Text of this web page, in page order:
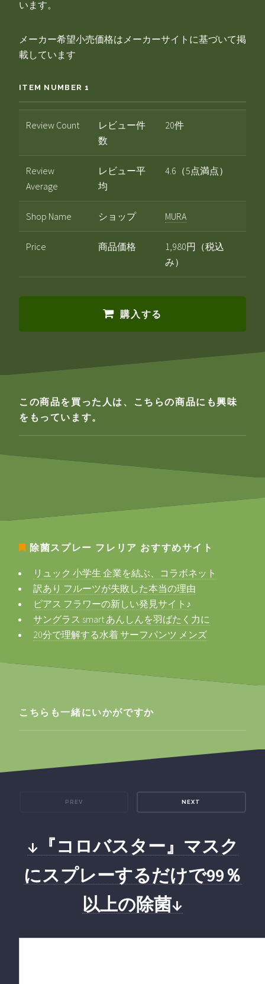
います。
メーカー希望小売価格はメーカーサイトに基づいて掲
載しています
ITEM NUMBER 1
Review Count
レビュー件
数
20件
Review
Average
レビュー平
均
4.6（5点満点）
Shop Name ショップ MURA
Price 商品価格
1,980円（税込
み）
購入する
この商品を買った人は、こちらの商品にも興味
をもっています。
除菌スプレー フレリア おすすめサイト
リュック 小学生 企業を結ぶ、コラボネット
訳あり フルーツが失敗した本当の理由
ピアス フラワーの新しい発見サイト♪
サングラス smart あんしんを羽ばたく力に
20分で理解する水着 サーフパンツ メンズ
こちらも一緒にいかがですか
PREV NEXT
↓『コロバスター』マスク
にスプレーするだけで99％
以上の除菌↓